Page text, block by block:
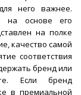
него важнее.
на основе его
на полке
качество самой
соответствия
бренд или
Если бренд
в премиальной